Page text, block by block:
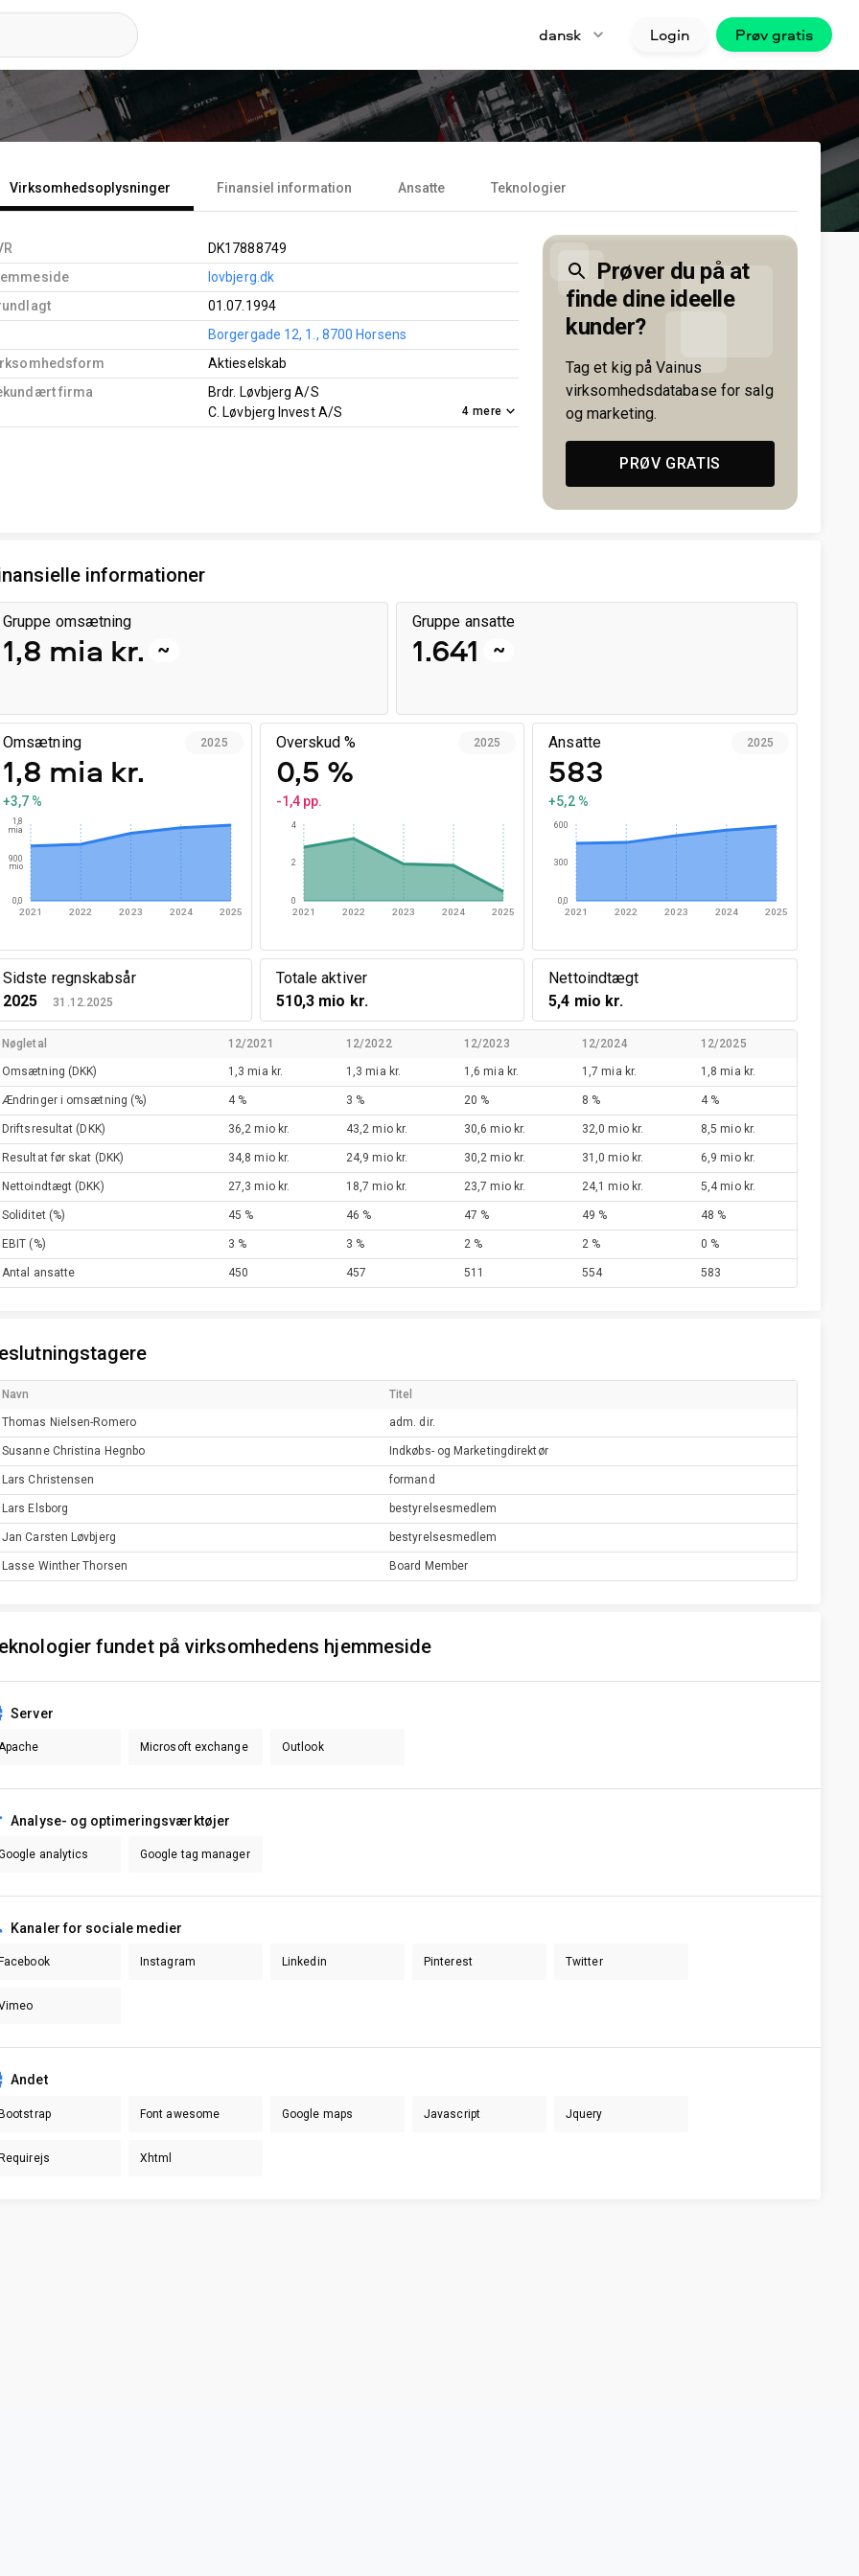
dansk Login Prøv gratis
Virksomhedsoplysninger Finansiel information Ansatte Teknologier
DK17888749
lovbjerg.dk
01.07.1994
Borgergade 12, 1., 8700 Horsens
Aktieselskab
firma
Brdr. Løvbjerg A/S
C. Løvbjerg Invest A/S
4 mere
Prøver du på at
finde dine ideelle
kunder?
Tag et kig på Vainus
virksomhedsdatabase for salg
og marketing.
PRØV GRATIS
informationer
Gruppe omsætning
1,8 mia kr. ~
Gruppe ansatte
1.641 ~
Omsætning
1,8 mia kr.
+3,7 %
2025
2021 2022 2023 2024 2025
0,0
900
mio
1,8
mia
Overskud %
0,5 %
-1,4 pp.
2025
2021 2022 2023 2024 2025
0
2
4
Ansatte
583
+5,2 %
2025
2021 2022 2023 2024 2025
0,0
300
600
Sidste regnskabsår
2025
31.12.2025
Totale aktiver
510,3 mio kr.
Nettoindtægt
5,4 mio kr.
Nøgletal 12/2021 12/2022 12/2023 12/2024 12/2025
Omsætning (DKK) 1,3 mia kr. 1,3 mia kr. 1,6 mia kr. 1,7 mia kr. 1,8 mia kr.
Ændringer i omsætning (%) 4 % 3 % 20 % 8 % 4 %
Driftsresultat (DKK) 36,2 mio kr. 43,2 mio kr. 30,6 mio kr. 32,0 mio kr. 8,5 mio kr.
Resultat før skat (DKK) 34,8 mio kr. 24,9 mio kr. 30,2 mio kr. 31,0 mio kr. 6,9 mio kr.
Nettoindtægt (DKK) 27,3 mio kr. 18,7 mio kr. 23,7 mio kr. 24,1 mio kr. 5,4 mio kr.
Soliditet (%) 45 % 46 % 47 % 49 % 48 %
EBIT (%) 3 % 3 % 2 % 2 % 0 %
Antal ansatte 450 457 511 554 583
Navn Titel
Thomas Nielsen-Romero adm. dir.
Susanne Christina Hegnbo Indkøbs- og Marketingdirektør
Lars Christensen formand
Lars Elsborg bestyrelsesmedlem
Jan Carsten Løvbjerg bestyrelsesmedlem
Lasse Winther Thorsen Board Member
fundet på virksomhedens hjemmeside
Server
Microsoft exchange Outlook
Analyse- og optimeringsværktøjer
analytics Google tag manager
Kanaler for sociale medier
Instagram Linkedin Pinterest Twitter
Andet
Font awesome Google maps Javascript Jquery
Xhtml